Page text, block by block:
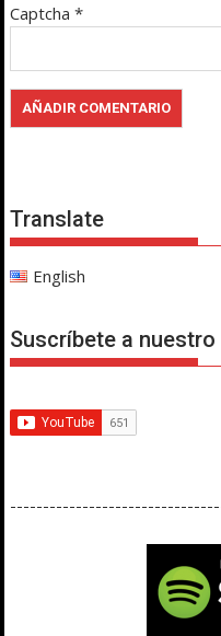
Captcha *
Translate
English
Suscríbete a nuestro